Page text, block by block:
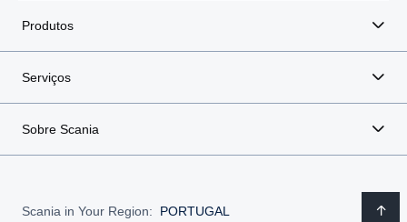
Produtos
Serviços
Sobre Scania
Scania in Your Region: PORTUGAL